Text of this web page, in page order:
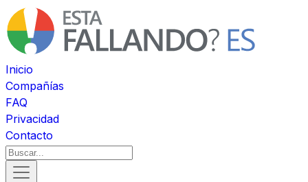
Inicio
Compañías
FAQ
Privacidad
Contacto